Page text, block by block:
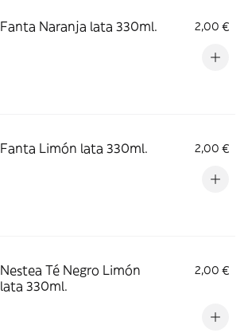
Fanta Naranja lata 330ml. 2,00 €
Fanta Limón lata 330ml. 2,00 €
Nestea Té Negro Limón
lata 330ml.
2,00 €